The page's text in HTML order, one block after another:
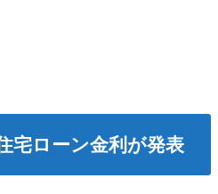
宅ローン金利が発表